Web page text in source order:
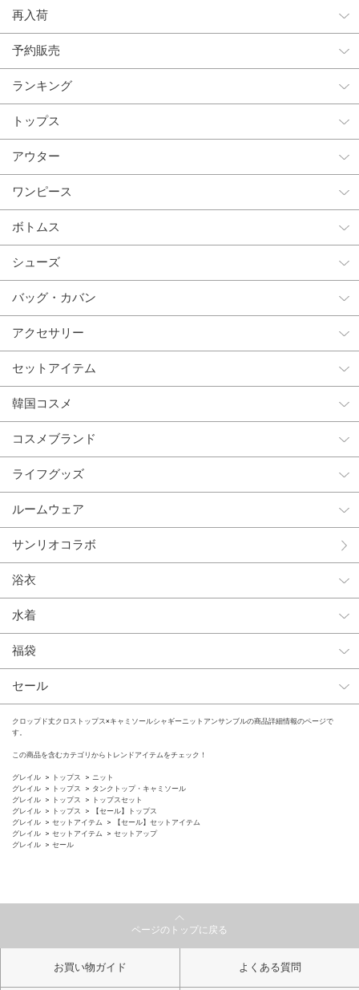
再入荷
予約販売
ランキング
トップス
アウター
ワンピース
ボトムス
シューズ
バッグ・カバン
アクセサリー
セットアイテム
韓国コスメ
コスメブランド
ライフグッズ
ルームウェア
サンリオコラボ
浴衣
水着
福袋
セール
クロップド丈クロストップス×キャミソールシャギーニットアンサンブルの商品詳細情報のページで
す。
この商品を含むカテゴリからトレンドアイテムをチェック！
グレイル トップス
ニット
グレイル
トップス
タンクトップ・キャミソール
グレイル
トップス
トップスセット
グレイル
トップス
【セール】トップス
グレイル
セットアイテム
【セール】セットアイテム
グレイル
セットアイテム
セットアップ
グレイル
セール
ページのトップに戻る
お買い物ガイド よくある質問